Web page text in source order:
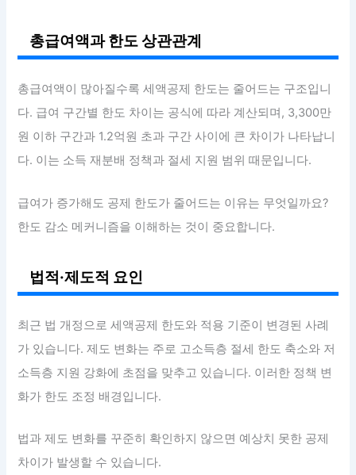
총급여액과 한도 상관관계
총급여액이 많아질수록 세액공제 한도는 줄어드는 구조입니
다. 급여 구간별 한도 차이는 공식에 따라 계산되며, 3,300만
원 이하 구간과 1.2억원 초과 구간 사이에 큰 차이가 나타납니
다. 이는 소득 재분배 정책과 절세 지원 범위 때문입니다.
급여가 증가해도 공제 한도가 줄어드는 이유는 무엇일까요?
한도 감소 메커니즘을 이해하는 것이 중요합니다.
법적·제도적 요인
최근 법 개정으로 세액공제 한도와 적용 기준이 변경된 사례
가 있습니다. 제도 변화는 주로 고소득층 절세 한도 축소와 저
소득층 지원 강화에 초점을 맞추고 있습니다. 이러한 정책 변
화가 한도 조정 배경입니다.
법과 제도 변화를 꾸준히 확인하지 않으면 예상치 못한 공제
차이가 발생할 수 있습니다.